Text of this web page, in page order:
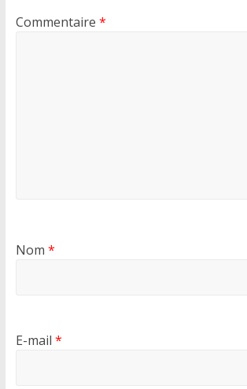
Commentaire *
Nom *
E-mail *